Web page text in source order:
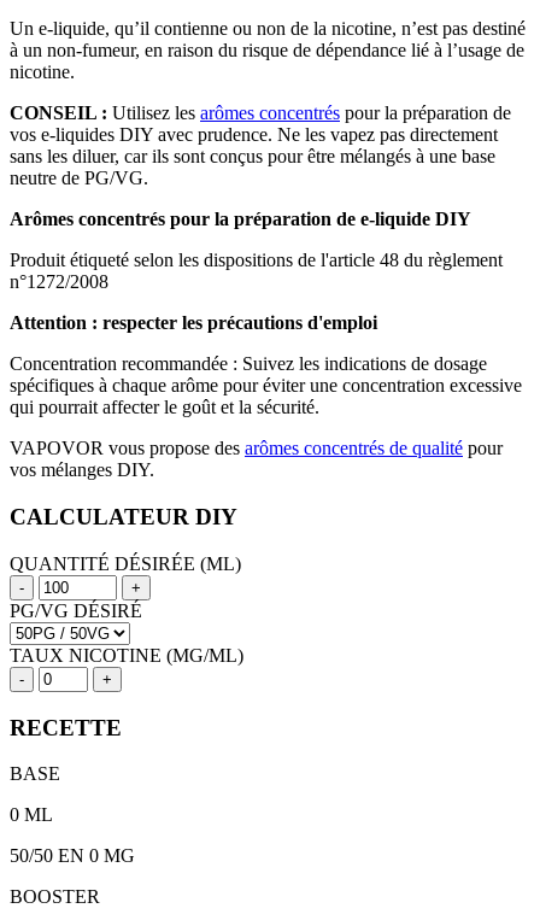
Un e-liquide, qu’il contienne ou non de la nicotine, n’est pas destiné
à un non-fumeur, en raison du risque de dépendance lié à l’usage de
nicotine.
CONSEIL : Utilisez les arômes concentrés pour la préparation de
vos e-liquides DIY avec prudence. Ne les vapez pas directement
sans les diluer, car ils sont conçus pour être mélangés à une base
neutre de PG/VG.
Arômes concentrés pour la préparation de e-liquide DIY
Produit étiqueté selon les dispositions de l'article 48 du règlement
n°1272/2008
Attention : respecter les précautions d'emploi
Concentration recommandée : Suivez les indications de dosage
spécifiques à chaque arôme pour éviter une concentration excessive
qui pourrait affecter le goût et la sécurité.
VAPOVOR vous propose des arômes concentrés de qualité pour
vos mélanges DIY.
CALCULATEUR DIY
QUANTITÉ DÉSIRÉE (ML)
- +
PG/VG DÉSIRÉ
TAUX NICOTINE (MG/ML)
- +
RECETTE
BASE
0 ML
50/50 EN 0 MG
BOOSTER